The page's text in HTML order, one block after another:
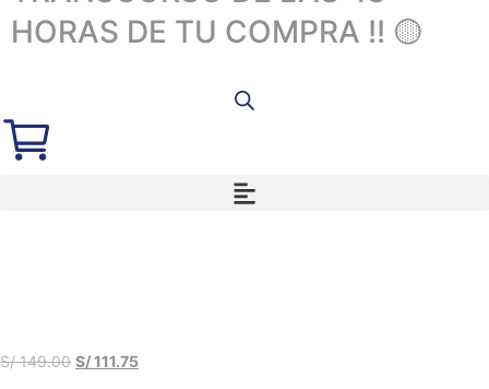
HORAS DE TU COMPRA !! 🟡
S/149.00 S/111.75